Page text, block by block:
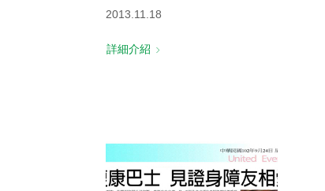
2013.11.18
詳細介紹